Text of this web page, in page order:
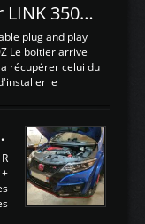
Test du boitier LINK 350Z Plugin ECU
plug and play
Le boitier arrive
récupérer celui du
le
la large bande
deepfake
connectée sur
pour
est une
variable d'un
R FK2